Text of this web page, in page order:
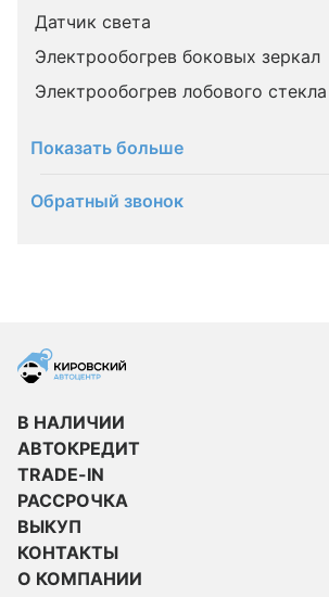
Датчик света
Электрообогрев боковых зеркал
Электрообогрев лобового стекла
Показать больше
Обратный звонок
В НАЛИЧИИ
АВТОКРЕДИТ
TRADE-IN
РАССРОЧКА
ВЫКУП
КОНТАКТЫ
О КОМПАНИИ